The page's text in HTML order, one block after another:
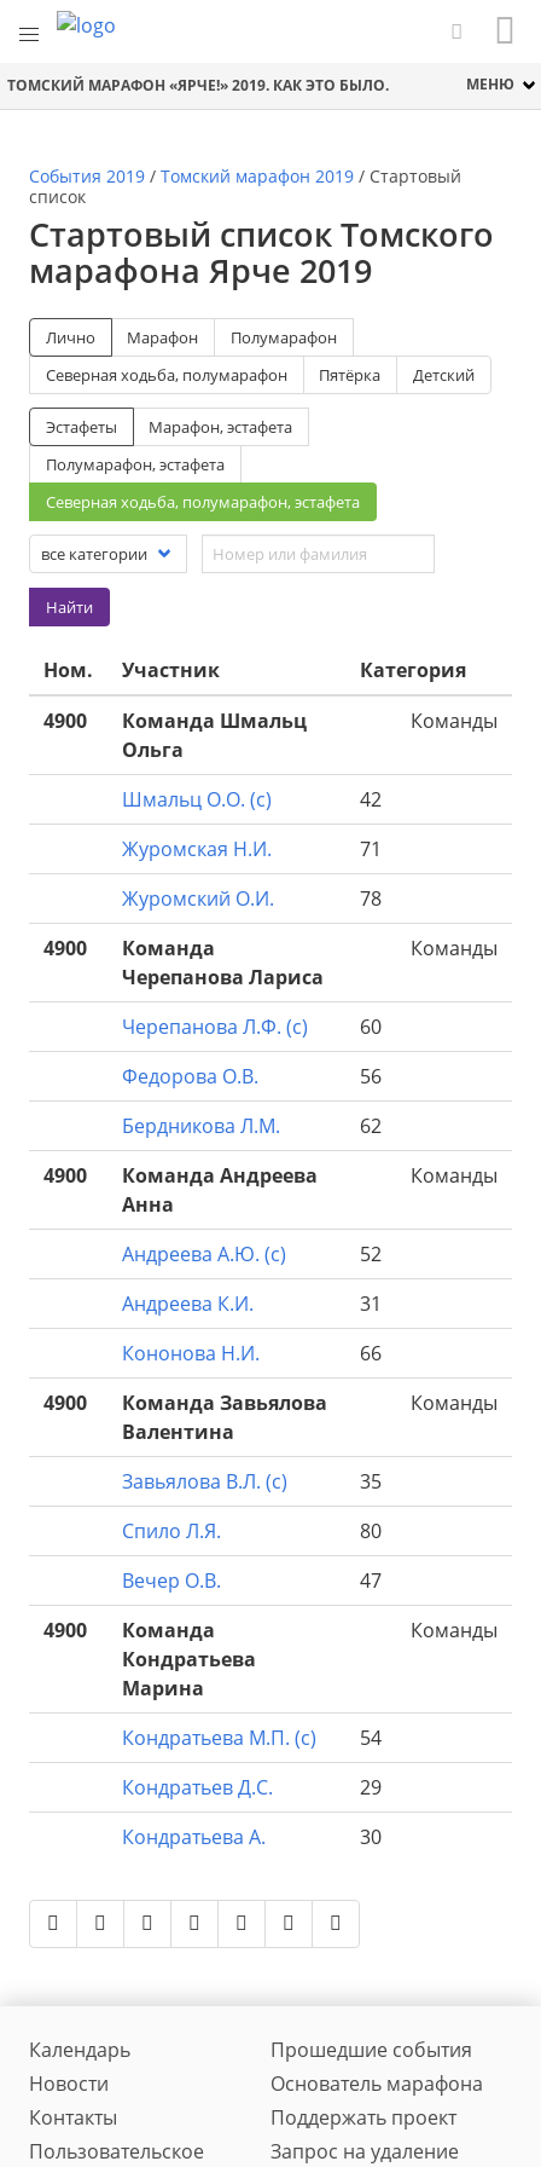
ТОМСКИЙ МАРАФОН «ЯРЧЕ!» 2019. КАК ЭТО БЫЛО. МЕНЮ
События 2019 / Томский марафон 2019 / Стартовый
список
Стартовый список Томского
марафона Ярче 2019
Лично Марафон
Полумарафон
Северная ходьба, полумарафон
Пятёрка Детский
Эстафеты
Марафон, эстафета
Полумарафон, эстафета
Северная ходьба, полумарафон, эстафета
Найти
Ном. Участник
Категория
4900
Команда Шмальц
Ольга
Команды
Шмальц О.О. (с)
42
Журомская Н.И.
71
Журомский О.И.
78
4900
Команда
Черепанова Лариса
Команды
Черепанова Л.Ф. (с)
60
Федорова О.В.
56
Бердникова Л.М.
62
4900
Команда Андреева
Анна
Команды
Андреева А.Ю. (с)
52
Андреева К.И.
31
Кононова Н.И.
66
4900
Команда Завьялова
Валентина
Команды
Завьялова В.Л. (с)
35
Спило Л.Я.
80
Вечер О.В.
47
4900
Команда
Кондратьева
Марина
Команды
Кондратьева М.П. (с)
54
Кондратьев Д.С.
29
Кондратьева А.
30
Календарь
Прошедшие события
Новости
Основатель марафона
Контакты
Поддержать проект
Пользовательское
Запрос на удаление